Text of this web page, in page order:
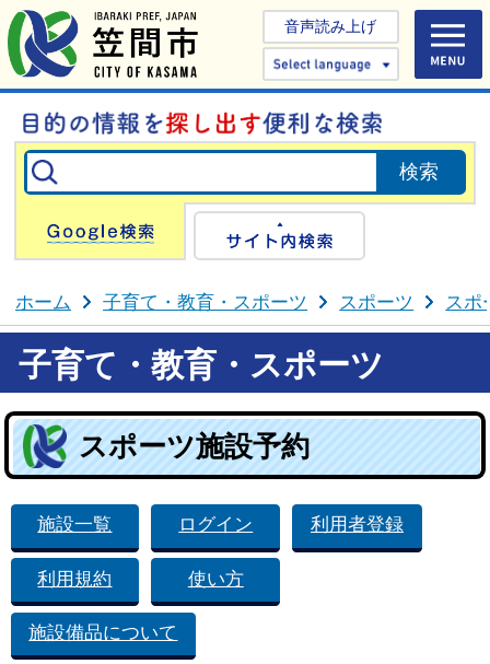
音声読み上げ
Select
Google検索
ホーム 子育て・教育・スポーツ スポーツ スポ
子育て・教育・スポーツ
スポーツ施設予約
施設一覧 ログイン 利用者登録
利用規約 使い方
施設備品について